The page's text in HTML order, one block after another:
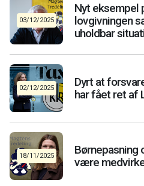
03/12/2025
Nyt eksempel
lovgivningen
uholdbar
02/12/2025
Dyrt at
har fået ret af
18/11/2025
Børnepasning
være